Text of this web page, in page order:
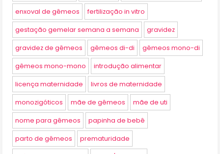
enxoval de gêmeos fertilização in vitro
gestação gemelar semana a semana gravidez
gravidez de gêmeos gêmeos di-di gêmeos mono-di
gêmeos mono-mono introdução alimentar
licença maternidade livros de maternidade
monozigóticos mãe de gêmeos mãe de uti
nome para gêmeos papinha de bebê
parto de gêmeos prematuridade